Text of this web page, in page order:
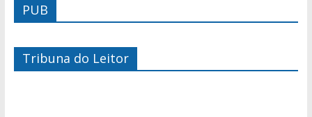
PUB
Tribuna do Leitor